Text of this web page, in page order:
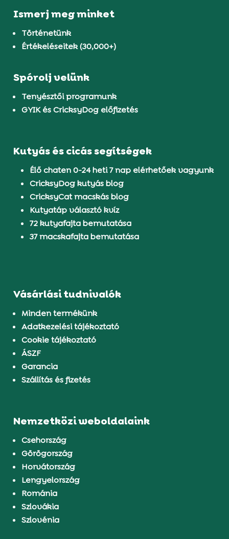
Ismerj meg minket
Történetünk
Értékeléseitek (30,000+)
Spórolj velünk
Tenyésztői programunk
GYIK és CricksyDog előfizetés
Kutyás és cicás segítségek
Élő chaten 0-24 heti 7 nap elérhetőek vagyunk
CricksyDog kutyás blog
CricksyCat macskás blog
Kutyatáp választó kvíz
72 kutyafajta bemutatása
37 macskafajta bemutatása
Vásárlási tudnivalók
Minden termékünk
Adatkezelési tájékoztató
Cookie tájékoztató
ÁSZF
Garancia
Szállítás és fizetés
Nemzetközi weboldalaink
Csehország
Görögország
Horvátország
Lengyelország
Románia
Szlovákia
Szlovénia